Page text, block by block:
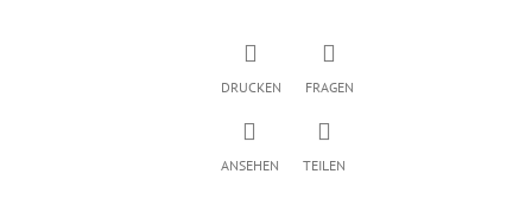
DRUCKEN FRAGEN
ANSEHEN TEILEN